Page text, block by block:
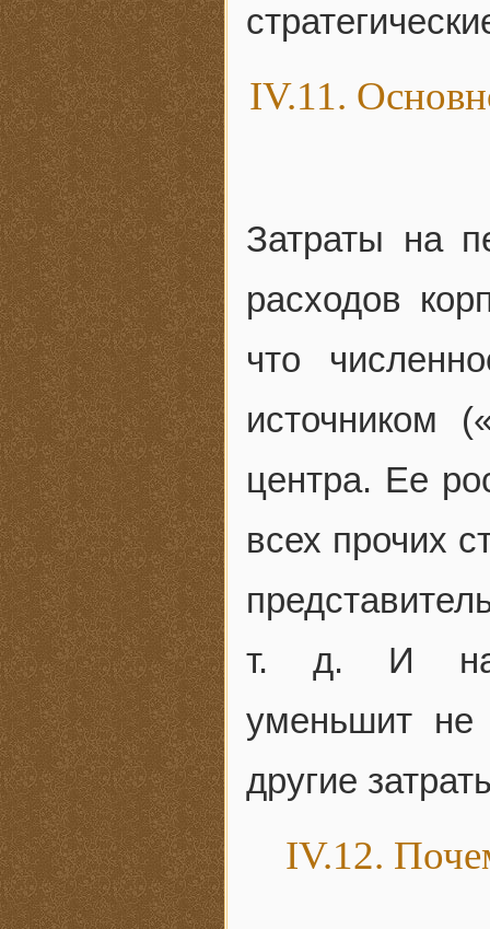
IV.11.
Затраты на
расходов
что
источником
центра. Ее
всех прочих
т. д. И
уменьшит не
другие
IV.12.